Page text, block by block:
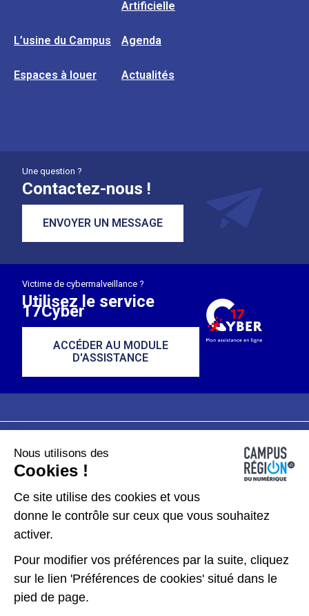
Artificielle
L’usine du Campus Agenda
Espaces à louer Actualités
Une question ?
Contactez-nous !
ENVOYER UN MESSAGE
Victime de cybermalveillance ?
Utilisez le service
17Cyber
ACCÉDER AU MODULE
D'ASSISTANCE
Plan du site
Données personnelles
Gérer les cookies
Kit de communication
Accessibilité : partiellement conforme
Nous utilisons des
Cookies !
Ce site utilise des cookies et vous
donne le contrôle sur ceux que vous souhaitez
activer.
Pour modifier vos préférences par la suite, cliquez
sur le lien 'Préférences de cookies' situé dans le
pied de page.